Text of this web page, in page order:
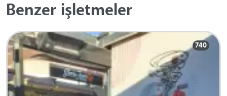
Benzer işletmeler
740